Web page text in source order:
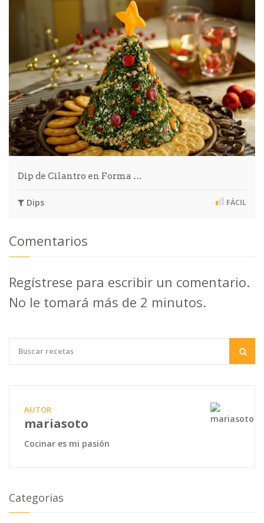
Dip de Cilantro en Forma …
Dips FÁCIL
Comentarios
Regístrese para escribir un comentario.
No le tomará más de 2 minutos.
AUTOR
mariasoto
Cocinar es mi pasión
Categorias